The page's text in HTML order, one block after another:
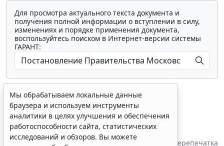
Для просмотра актуального текста документа и
получения полной информации о вступлении в силу,
изменениях и порядке применения документа,
воспользуйтесь поиском в Интернет-версии системы
ГАРАНТ:
Показать все материалы
Источник:Правительство Московской области Перепечатка
Мы обрабатываем локальные данные
браузера и используем инструменты
аналитики в целях улучшения и обеспечения
работоспособности сайта, статистических
исследований и обзоров. Вы можете